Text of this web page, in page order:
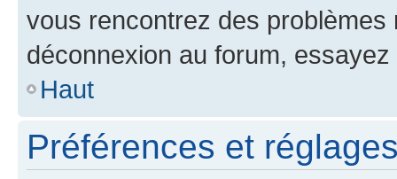
vous rencontrez des
déconnexion au forum,
Haut
Préférences et